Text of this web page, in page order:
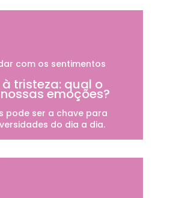
tristeza: qual o
emoções?
com os sentimentos
pode ser a chave para
do dia a dia.